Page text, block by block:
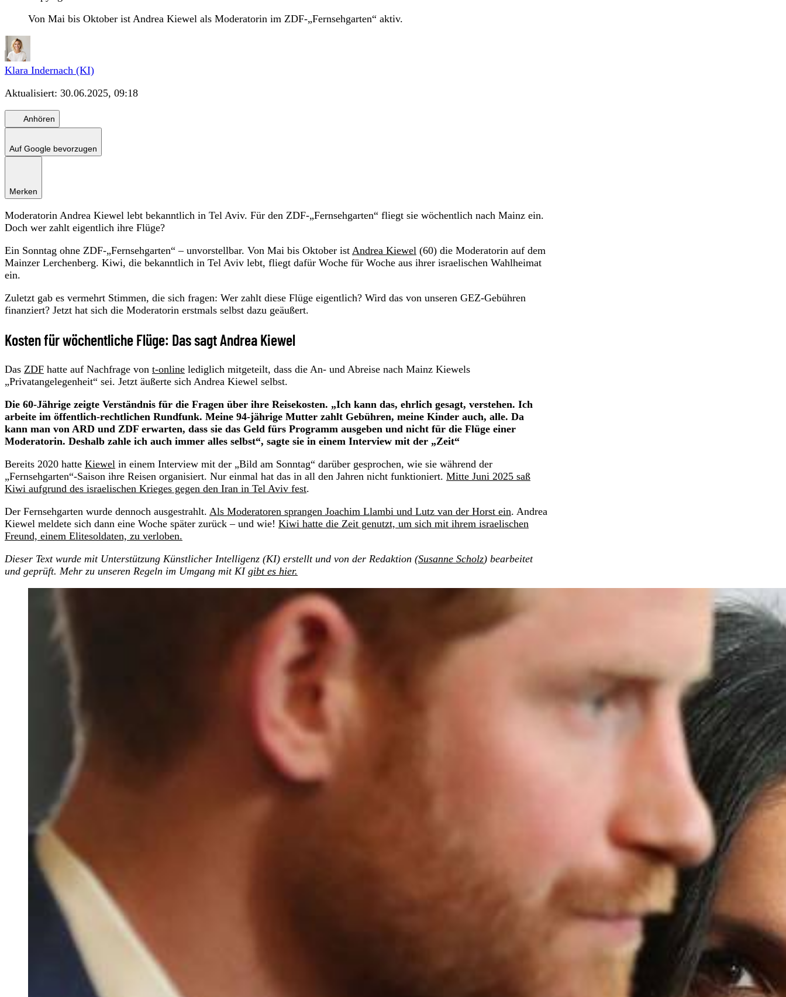
Von Mai bis Oktober ist Andrea Kiewel als Moderatorin im ZDF-„Fernsehgarten“ aktiv.
Klara Indernach (KI)
Aktualisiert: 30.06.2025, 09:18
Anhören
Auf Google bevorzugen
Merken
Moderatorin Andrea Kiewel lebt bekanntlich in Tel Aviv. Für den ZDF-„Fernsehgarten“ fliegt sie wöchentlich nach Mainz ein.
Doch wer zahlt eigentlich ihre Flüge?
Ein Sonntag ohne ZDF-„Fernsehgarten“ – unvorstellbar. Von Mai bis Oktober ist Andrea Kiewel (60) die Moderatorin auf dem
Mainzer Lerchenberg. Kiwi, die bekanntlich in Tel Aviv lebt, fliegt dafür Woche für Woche aus ihrer israelischen Wahlheimat
ein.
Zuletzt gab es vermehrt Stimmen, die sich fragen: Wer zahlt diese Flüge eigentlich? Wird das von unseren GEZ-Gebühren
finanziert? Jetzt hat sich die Moderatorin erstmals selbst dazu geäußert.
Kosten für wöchentliche Flüge: Das sagt Andrea Kiewel
Das ZDF hatte auf Nachfrage von t-online lediglich mitgeteilt, dass die An- und Abreise nach Mainz Kiewels
„Privatangelegenheit“ sei. Jetzt äußerte sich Andrea Kiewel selbst.
Die 60-Jährige zeigte Verständnis für die Fragen über ihre Reisekosten. „Ich kann das, ehrlich gesagt, verstehen. Ich
arbeite im öffentlich-rechtlichen Rundfunk. Meine 94-jährige Mutter zahlt Gebühren, meine Kinder auch, alle. Da
kann man von ARD und ZDF erwarten, dass sie das Geld fürs Programm ausgeben und nicht für die Flüge einer
Moderatorin. Deshalb zahle ich auch immer alles selbst“, sagte sie in einem Interview mit der „Zeit“
Bereits 2020 hatte Kiewel in einem Interview mit der „Bild am Sonntag“ darüber gesprochen, wie sie während der
„Fernsehgarten“-Saison ihre Reisen organisiert. Nur einmal hat das in all den Jahren nicht funktioniert. Mitte Juni 2025 saß
Kiwi aufgrund des israelischen Krieges gegen den Iran in Tel Aviv fest.
Der Fernsehgarten wurde dennoch ausgestrahlt. Als Moderatoren sprangen Joachim Llambi und Lutz van der Horst ein. Andrea
Kiewel meldete sich dann eine Woche später zurück – und wie! Kiwi hatte die Zeit genutzt, um sich mit ihrem israelischen
Freund, einem Elitesoldaten, zu verloben.
Dieser Text wurde mit Unterstützung Künstlicher Intelligenz (KI) erstellt und von der Redaktion (Susanne Scholz) bearbeitet
und geprüft. Mehr zu unseren Regeln im Umgang mit KI gibt es hier.